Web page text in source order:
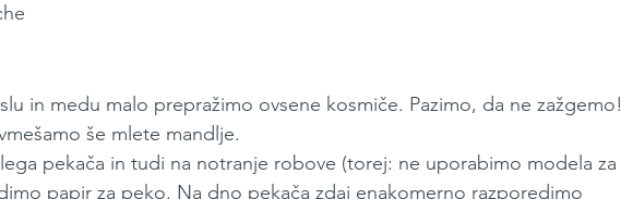
in medu malo prepražimo ovsene kosmiče. Pazimo, da ne zažgemo!
še mlete mandlje.
pekača in tudi na notranje robove (torej: ne uporabimo modela za
papir za peko. Na dno pekača zdaj enakomerno razporedimo